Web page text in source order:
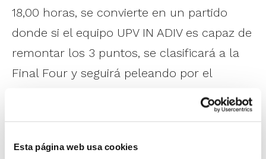
Esta página web usa cookies
18,00 horas, se convierte en un partido
donde si el equipo UPV IN ADIV es capaz de
remontar los 3 puntos, se clasificará a la
Final Four y seguirá peleando por el
de la competición nacional, contando con